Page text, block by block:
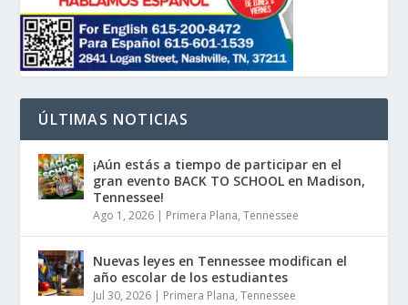
ÚLTIMAS NOTICIAS
¡Aún estás a tiempo de participar en el
gran evento BACK TO SCHOOL en Madison,
Tennessee!
Ago 1, 2026 | Primera Plana,Tennessee
Nuevas leyes en Tennessee modifican el
año escolar de los estudiantes
Jul 30, 2026 | Primera Plana,Tennessee